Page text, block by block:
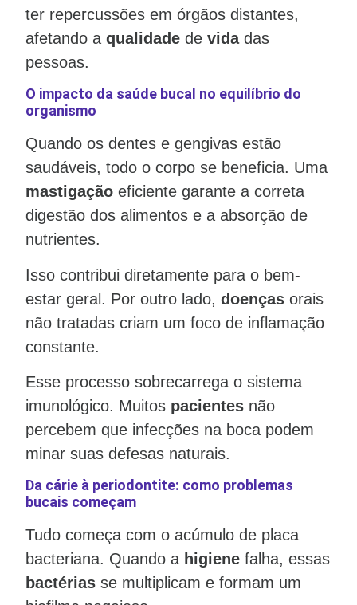
ter repercussões em órgãos distantes,
afetando a qualidade de vidadas
pessoas.
O impacto da saúde bucal no equilíbrio do
organismo
Quando os dentes e gengivas estão
saudáveis, todo o corpo se beneficia. Uma
mastigação eficiente garante a correta
digestão dos alimentos e a absorção de
nutrientes.
Isso contribui diretamente para o bem-
estar geral. Por outro lado, doenças orais
não tratadas criam um foco de inflamação
constante.
Esse processo sobrecarrega o sistema
imunológico. Muitos pacientes não
percebem que infecções na boca podem
minar suas defesas naturais.
Da cárie à periodontite: como problemas
bucais começam
Tudo começa com o acúmulo de placa
bacteriana. Quando a higiene falha, essas
bactérias se multiplicam e formam um